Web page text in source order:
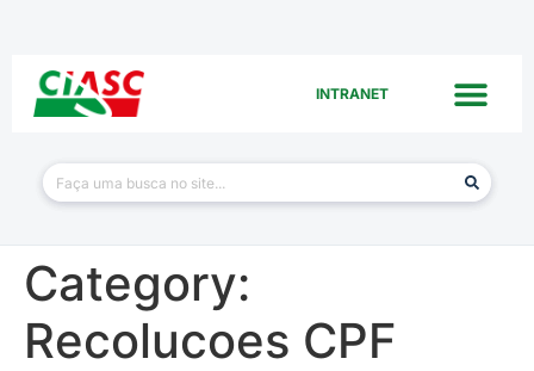
INTRANET
Category:
Recolucoes CPF